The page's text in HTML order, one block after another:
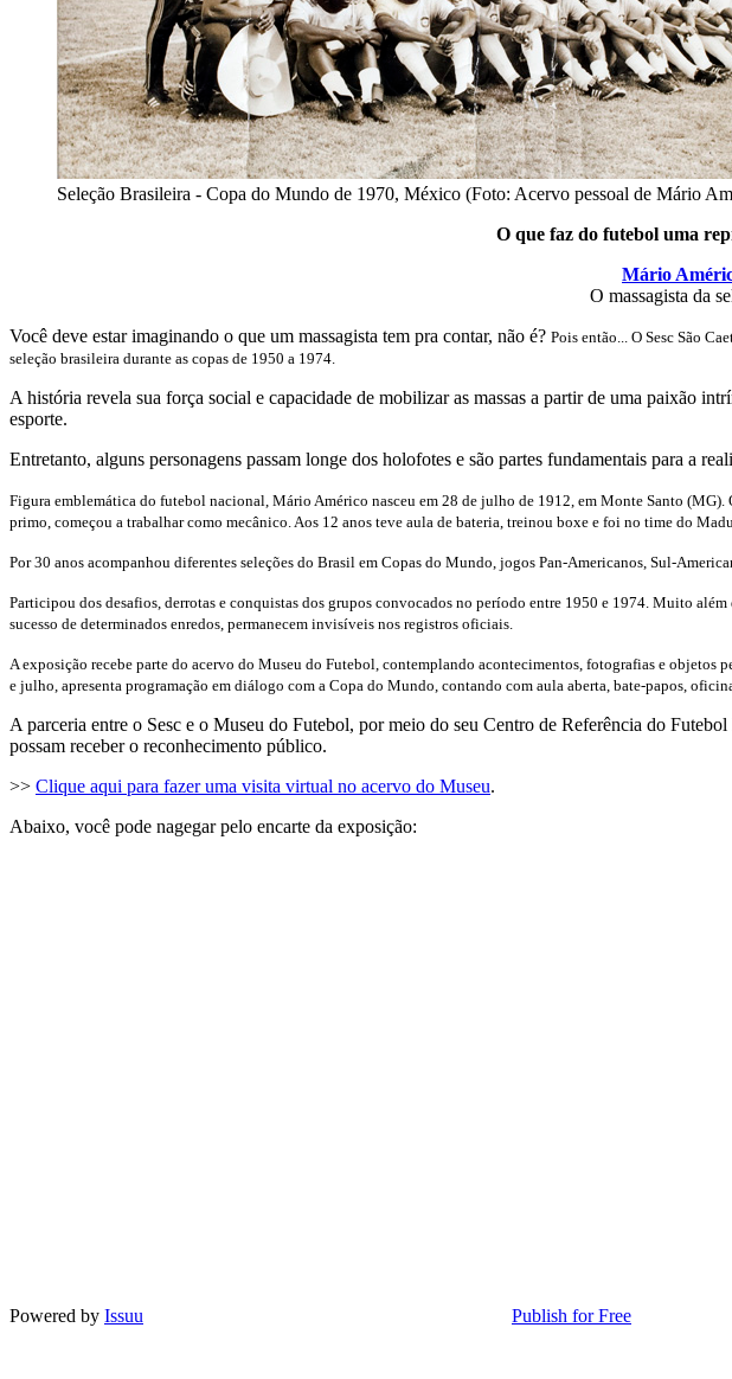
Seleção Brasileira - Copa do Mundo de 1970, México (Foto: Acervo pessoal de Mário
O que faz do futebol uma
Mário
O massagista da
Você deve estar imaginando o que um massagista tem pra contar, não é? Pois então... O Sesc São
seleção brasileira durante as copas de 1950 a 1974.
A história revela sua força social e capacidade de mobilizar as massas a partir de uma paixão
esporte.
Entretanto, alguns personagens passam longe dos holofotes e são partes fundamentais para a
Figura emblemática do futebol nacional, Mário Américo nasceu em 28 de julho de 1912, em Monte Santo
primo, começou a trabalhar como mecânico. Aos 12 anos teve aula de bateria, treinou boxe e foi no time do
Por 30 anos acompanhou diferentes seleções do Brasil em Copas do Mundo, jogos Pan-Americanos, Sul-
Participou dos desafios, derrotas e conquistas dos grupos convocados no período entre 1950 e 1974. Muito
sucesso de determinados enredos, permanecem invisíveis nos registros oficiais.
A exposição recebe parte do acervo do Museu do Futebol, contemplando acontecimentos, fotografias e
e julho, apresenta programação em diálogo com a Copa do Mundo, contando com aula aberta, bate-papos,
A parceria entre o Sesc e o Museu do Futebol, por meio do seu Centro de Referência do
possam receber o reconhecimento público.
>> Clique aqui para fazer uma visita virtual no acervo do Museu.
Abaixo, você pode nagegar pelo encarte da exposição:
Powered by Issuu Publish for Free